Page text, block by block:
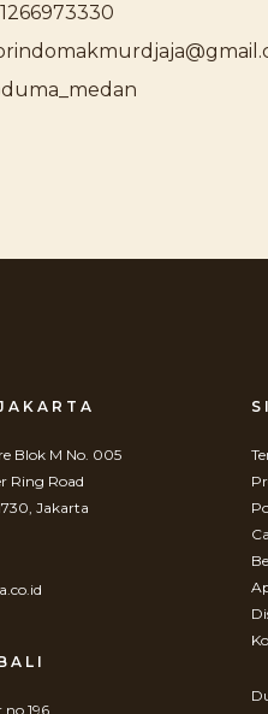
Blok M No. 005
Ring Road
Jakarta
196,